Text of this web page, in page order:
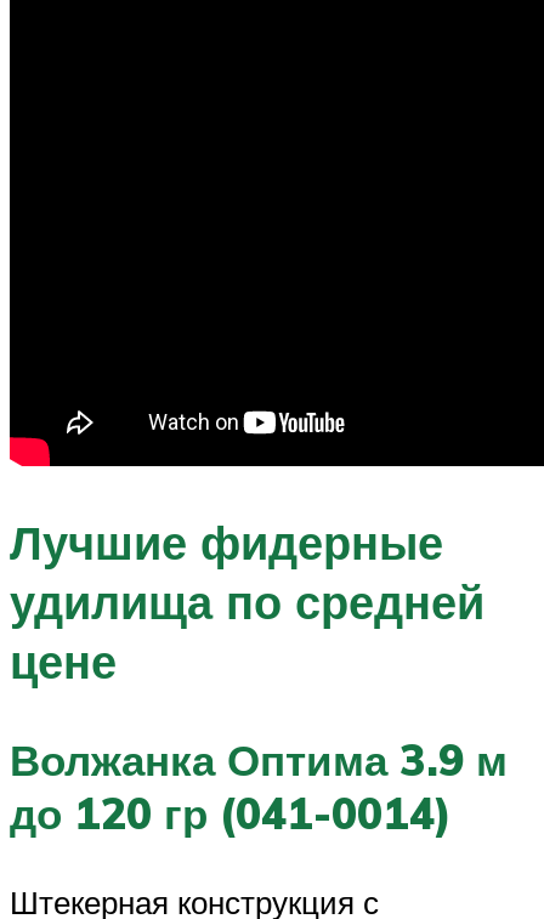
Лучшие фидерные
удилища по средней
цене
Волжанка Оптима 3.9 м
до 120 гр (041-0014)
Штекерная конструкция с